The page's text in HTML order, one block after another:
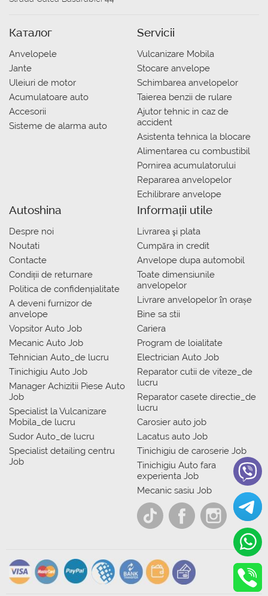
Каталог
Anvelopele
Jante
Uleiuri de motor
Acumulatoare auto
Accesorii
Sisteme de alarma auto
Servicii
Vulcanizare Mobila
Stocare anvelope
Schimbarea anvelopelor
Taierea benzii de rulare
Ajutor tehnic in caz de
accident
Asistenta tehnica la blocare
Alimentarea cu combustibil
Pornirea acumulatorului
Repararea anvelopelor
Echilibrare anvelope
Autoshina
Despre noi
Noutati
Contacte
Condiții de returnare
Politica de confidențialitate
A deveni furnizor de
anvelope
Vopsitor Auto Job
Mecanic Auto Job
Tehnician Auto_de lucru
Tinichigiu Auto Job
Manager Achizitii Piese Auto
Job
Specialist la Vulcanizare
Mobila_de lucru
Sudor Auto_de lucru
Specialist detailing centru
Job
Informații utile
Livrarea şi plata
Сumpăra in credit
Anvelope dupa automobil
Toate dimensiunile
anvelopelor
Livrare anvelopelor în orașe
Bine sa stii
Cariera
Program de loialitate
Electrician Auto Job
Reparator cutii de viteze_de
lucru
Reparator casete directie_de
lucru
Carosier auto job
Lacatus auto Job
Tinichigiu de caroserie Job
Tinichigiu Auto fara
experienta Job
Mecanic sasiu Job